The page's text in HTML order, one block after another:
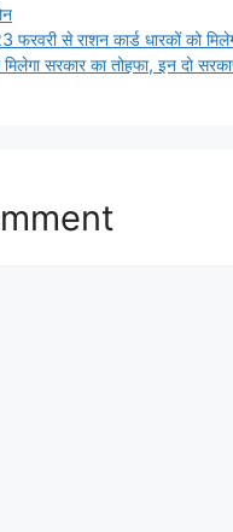
से राशन कार्ड धारकों को
सरकार का तोहफा, इन दो